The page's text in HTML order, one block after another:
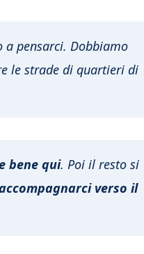
a pensarci. Dobbiamo
le strade di quartieri di
bene qui. Poi il resto si
verso il